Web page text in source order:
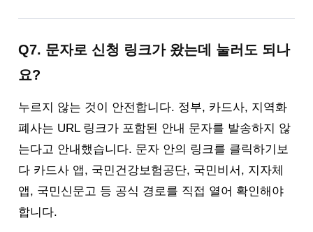
Q7. 문자로 신청 링크가 왔는데 눌러도 되나
요?
누르지 않는 것이 안전합니다. 정부, 카드사, 지역화
폐사는 URL 링크가 포함된 안내 문자를 발송하지 않
는다고 안내했습니다. 문자 안의 링크를 클릭하기보
다 카드사 앱, 국민건강보험공단, 국민비서, 지자체
앱, 국민신문고 등 공식 경로를 직접 열어 확인해야
합니다.